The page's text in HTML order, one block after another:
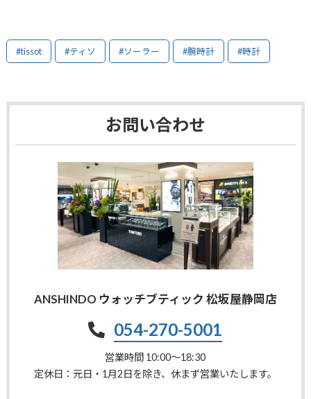
#tissot #ティソ #ソーラー #腕時計 #時計
お問い合わせ
ANSHINDO ウォッチブティック 松坂屋静岡店
054-270-5001
営業時間 10:00〜18:30
定休日：元日・1月2日を除き、休まず営業いたします。